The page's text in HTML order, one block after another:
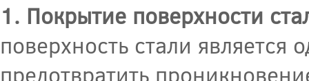
1. Покрытие поверхности
поверхность стали
предотвратить